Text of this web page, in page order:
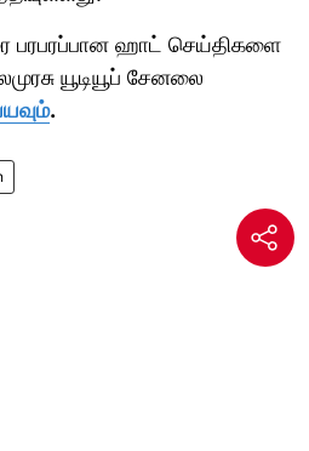
பரபரப்பான ஹாட் செய்திகளை
யூடியூப் சேனலை
.